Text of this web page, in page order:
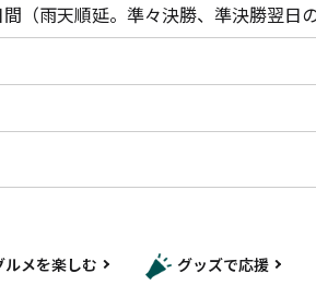
（雨天順延。準々決勝、準決勝翌日
ルメを楽しむ グッズで応援